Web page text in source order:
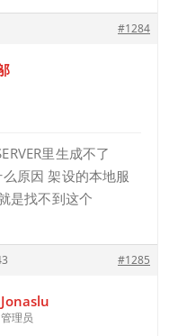
#1284
里生成不了
么原因 架设的本地服
是找不到这个
#1285
Jonaslu
管理员